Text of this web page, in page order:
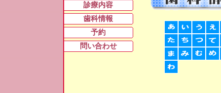
診療内容
歯科情報
予約
問い合わせ